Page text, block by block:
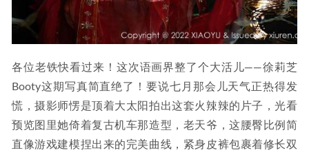
各位老铁快看过来！这次语画界整了个大活儿——徐莉芝
Booty这期写真简直绝了！要说七月那会儿天气正热得发
慌，摄影师愣是顶着大太阳拍出这套火辣辣的片子，光看
预览图里她倚着复古机车那造型，老天爷，这腰臀比例简
直像游戏建模捏出来的完美曲线，紧身皮裤包裹着修长双